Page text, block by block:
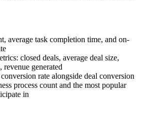
average task completion time, and on-
closed deals, average deal size,
revenue generated
rate alongside deal conversion
process count and the most popular
in